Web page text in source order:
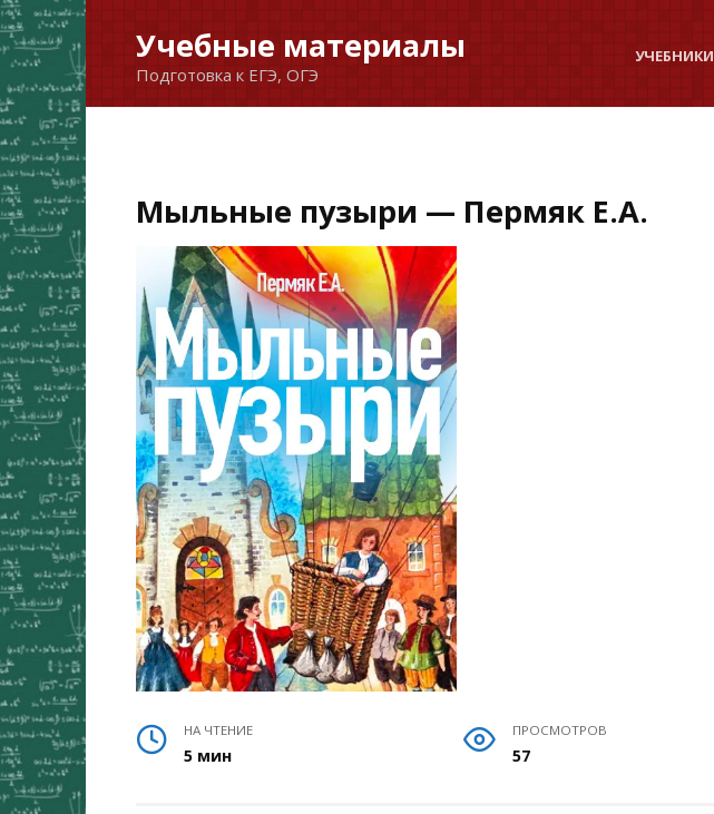
Перейти
к
содержанию
Учебные материалы
Подготовка к ЕГЭ, ОГЭ
УЧЕБНИКИ
Мыльные пузыри — Пермяк Е.А.
НА ЧТЕНИЕ
5 мин
ПРОСМОТРОВ
57